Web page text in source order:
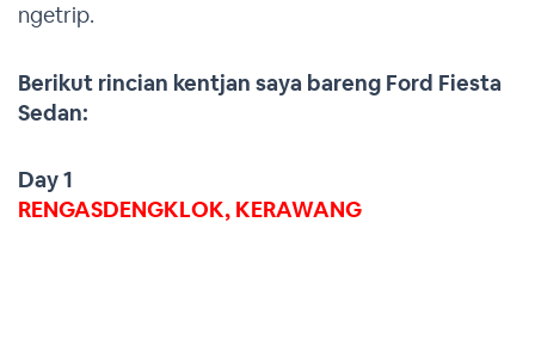
ngetrip.
Berikut rincian kentjan saya bareng Ford Fiesta
Sedan:
Day 1
RENGASDENGKLOK, KERAWANG